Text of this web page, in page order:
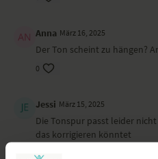
Anna März 16, 2025
Der Ton scheint zu hängen?
0
Jessi März 15, 2025
Die Tonspur passt leider
das korrigieren könntet
0